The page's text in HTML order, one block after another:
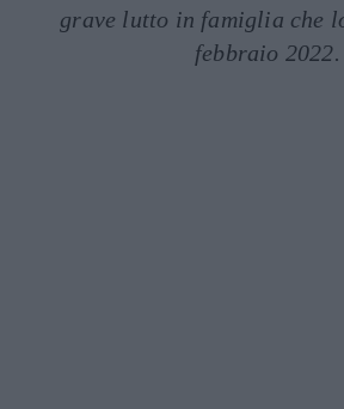
grave lutto in famiglia che
febbraio 2022.